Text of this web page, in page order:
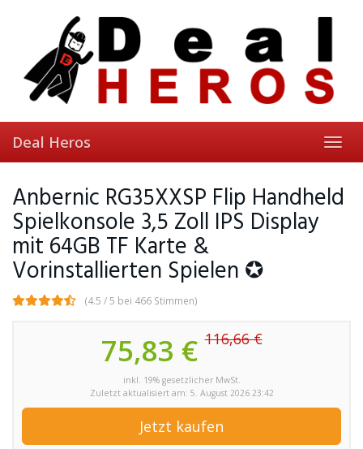
Deal Heros
Anbernic RG35XXSP Flip Handheld
Spielkonsole 3,5 Zoll IPS Display
mit 64GB TF Karte &
Vorinstallierten Spielen ✪
(4.5 / 5 bei 466 Stimmen)
75,83 €116,66 €
inkl. 19% gesetzlicher MwSt.
Zuletzt aktualisiert am: 5. August 2026 23:42
Jetzt kaufen